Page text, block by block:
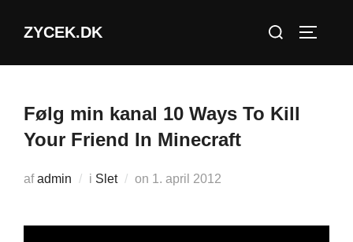
ZYCEK.DK
Søg
Følg min kanal 10 Ways To Kill
Your Friend In Minecraft
afadmin i Slet on Udgivet
1. april 2012